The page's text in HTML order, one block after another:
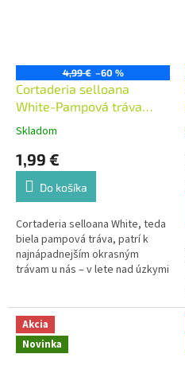
zime na jar.Perovec sa s
obľubou pestuje ako moderná
okrasná tráva, vhodná do
Na pôdu je nenáročná,
najbohatšie zakvitne na
slnečnom stanovišti.
4,99 € –60 %
Cortaderia selloana
White-Pampová tráva
biela - 7x7
Skladom
1,99 €
Do košíka
Cortaderia selloana White, teda
biela pampová tráva, patrí k
najnápadnejším okrasným
trávam u nás – v lete nad úzkymi
Akcia
Novinka